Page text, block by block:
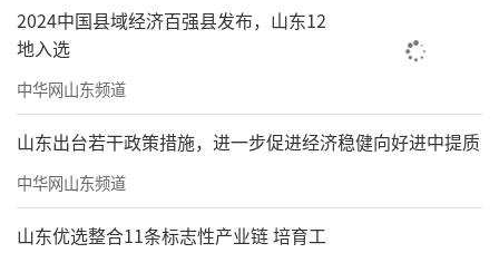
3、交通规划、市政配套不排除因政府规
划、政策规定及出卖人未能控制的原因而发生
变化，本资料旨在提供相关信息，不代表着出
卖人对此作出要约或承诺；
4、预售证号：济建预许2019942号济建预
许2020349号；
2024中国县域经济百强县发布，山东12
地入选
中华网山东频道
山东出台若干政策措施，进一步促进经济稳健向好进中提质
中华网山东频道
山东优选整合11条标志性产业链 培育工